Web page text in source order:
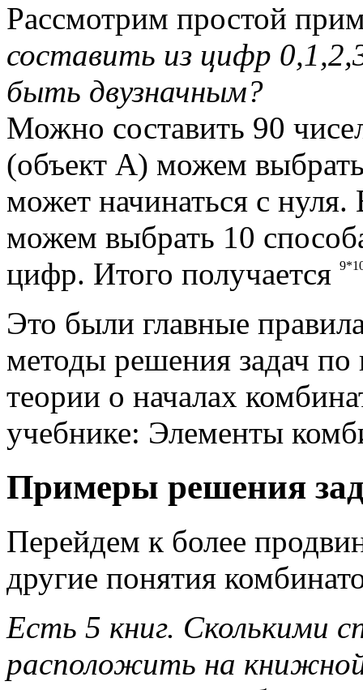
Рассмотрим простой
составить из цифр
быть двузначным?
Можно составить 90
(объект А) можем
может начинаться с
можем выбрать 10
цифр. Итого получается
9
Это были главные
методы решения задач
теории о началах
учебнике: Элементы
Примеры решения
Перейдем к более
другие понятия
Есть 5 книг. Сколькими
расположить на